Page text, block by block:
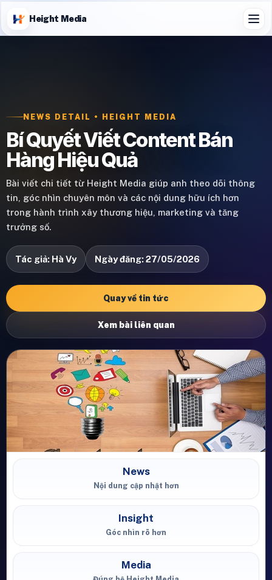
Height Media
NEWS DETAIL • HEIGHT MEDIA
Bí Quyết Viết Content Bán
Hàng Hiệu Quả
Bài viết chi tiết từ Height Media giúp anh theo dõi thông
tin, góc nhìn chuyên môn và các nội dung hữu ích hơn
trong hành trình xây thương hiệu, marketing và tăng
trưởng số.
Tác giả: Hà Vy Ngày đăng: 27/05/2026
Quay về tin tức
Xem bài liên quan
News
Nội dung cập nhật hơn
Insight
Góc nhìn rõ hơn
Media